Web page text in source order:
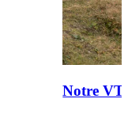
Notre